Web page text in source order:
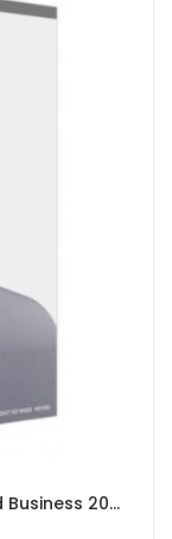
Software Microsoft Office Home and Business 2021 - Medialess